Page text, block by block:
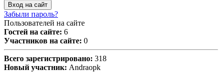
Вход на сайт
Забыли пароль?
Пользователей на сайте
Гостей на сайте: 6
Участников на сайте: 0
Всего зарегистрировано: 318
Новый участник: Andraopk